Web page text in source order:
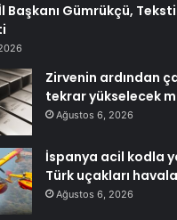
Başkanı Gümrükçü,
Zirvenin ardından
tekrar yükselecek
Ağustos 6, 2026
İspanya acil kodla
Türk uçakları
Ağustos 6, 2026